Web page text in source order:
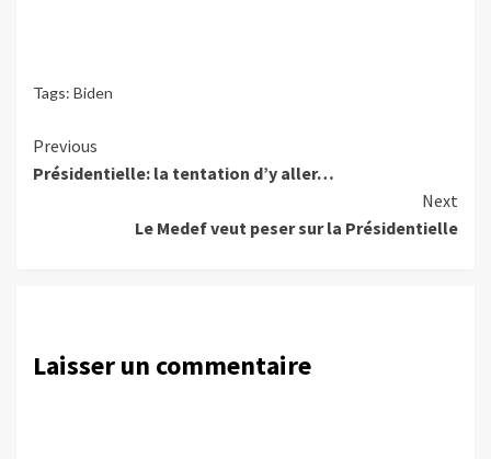
Tags: Biden
Continue
Reading
Previous
Présidentielle: la tentation d’y aller…
Next
Le Medef veut peser sur la Présidentielle
Laisser un commentaire